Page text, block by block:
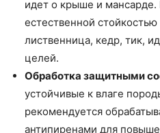
идет о крыше и
естественной
лиственница, кедр, тик,
целей.
Обработка защитными
устойчивые к влаге
рекомендуется
антипиренами для